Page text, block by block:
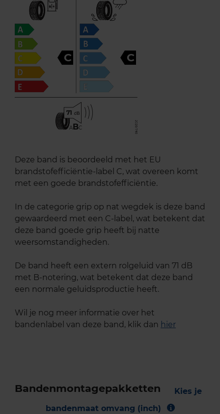
C C
71
ABC
Deze band is beoordeeld met het EU
brandstofefficiëntie-label C, wat overeen komt
met een goede brandstofefficiëntie.
In de categorie grip op nat wegdek is deze band
gewaardeerd met een C-label, wat betekent dat
deze band goede grip heeft bij natte
weersomstandigheden.
De band heeft een extern rolgeluid van 71 dB
met B-notering, wat betekent dat deze band
een normale geluidsproductie heeft.
Wil je nog meer informatie over het
bandenlabel van deze band, klik dan hier
Bandenmontagepakketten
Kies je
bandenmaat omvang (inch)